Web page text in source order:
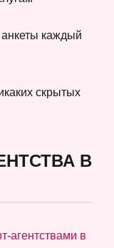
каждый
скрытых
В
агентствами в